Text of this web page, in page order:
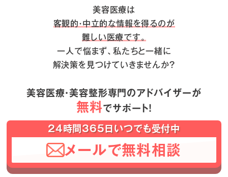
美容医療は
客観的・中立的な情報を得るのが
難しい医療です。
一人で悩まず、私たちと一緒に
解決策を見つけていきませんか？
美容医療・美容整形専門のアドバイザーが
無料でサポート！
24時間365日いつでも受付中
メールで無料相談